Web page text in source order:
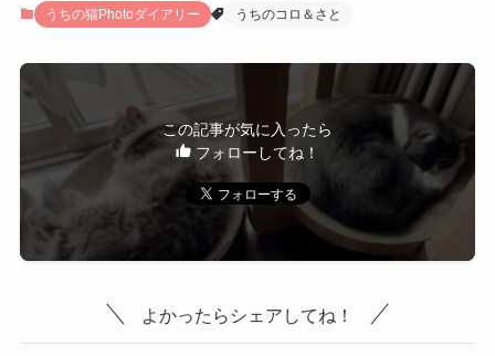
うちの猫Photoダイアリー うちのコロ＆さと
この記事が気に入ったら
フォローしてね！
よかったらシェアしてね！